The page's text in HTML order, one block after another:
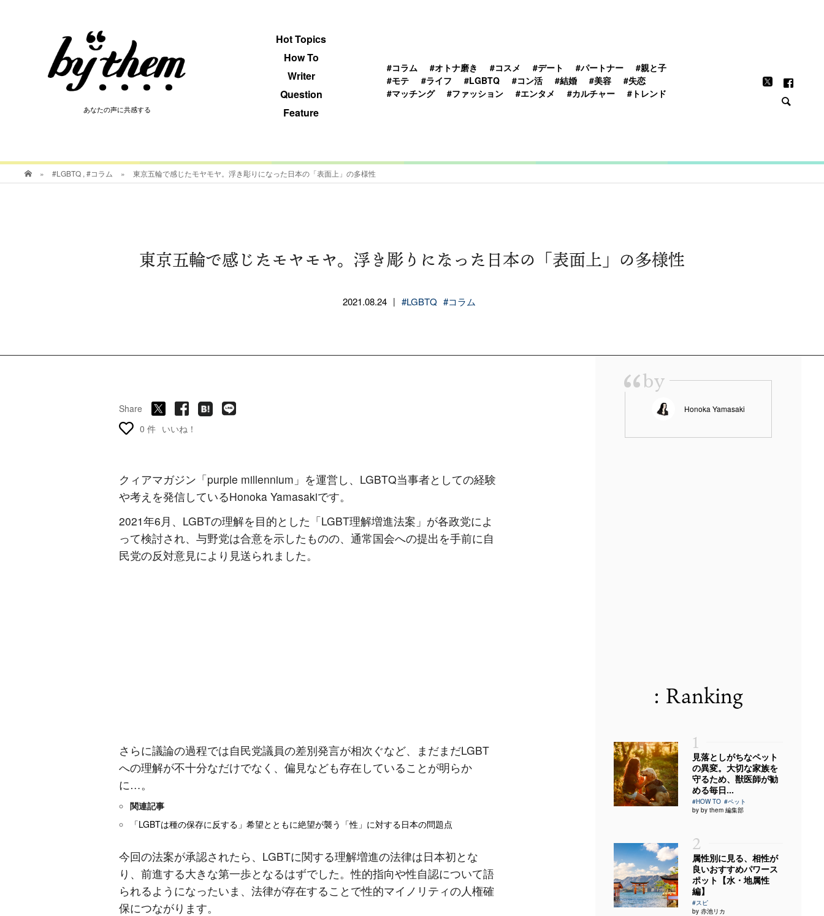
あなたの声に共感する
Hot Topics
How To
Writer
Question
Feature
#コラム #オトナ磨き #コスメ #デート #パートナー
#親と子
#モテ
#ライフ #LGBTQ #コン活 #結婚 #美容
#失恋
#マッチング
#ファッション #エンタメ #カルチャー #トレンド
あなたの声に共感する
» #LGBTQ , #コラム » 東京五輪で感じたモヤモヤ。浮き彫りになった日本の「表面上」の多様性
東京五輪で感じたモヤモヤ。浮き彫りになった日本の「表面上」の多様性
2021.08.24 | #LGBTQ #コラム
Share
0 件 いいね！
クィアマガジン「purple millennium」を運営し、LGBTQ当事者としての経験
や考えを発信しているHonoka Yamasakiです。
2021年6月、LGBTの理解を目的とした「LGBT理解増進法案」が各政党によ
って検討され、与野党は合意を示したものの、通常国会への提出を手前に自
民党の反対意見により見送られました。
さらに議論の過程では自民党議員の差別発言が相次ぐなど、まだまだLGBT
への理解が不十分なだけでなく、偏見なども存在していることが明らか
に…。
関連記事
「LGBTは種の保存に反する」希望とともに絶望が襲う「性」に対する日本の問題点
今回の法案が承認されたら、LGBTに関する理解増進の法律は日本初とな
り、前進する大きな第一歩となるはずでした。性的指向や性自認について語
られるようになったいま、法律が存在することで性的マイノリティの人権確
保につながります。
“by
Honoka Yamasaki
: Ranking
1
見落としがちなペット
の異変。大切な家族を
守るため、獣医師が勧
める毎日...
#HOW TO #ペット
by by them 編集部
2
属性別に見る、相性が
良いおすすめパワース
ポット【水・地属性
編】
#スピ
by 赤池リカ